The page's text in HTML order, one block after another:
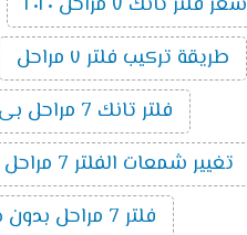
طريقة تركيب فلتر ٧ مراحل
فلتر تانك 7 مراحل بى تك
تغيير شمعات الفلتر 7 مراحل
فلتر 7 مراحل بدون خزان وموتور